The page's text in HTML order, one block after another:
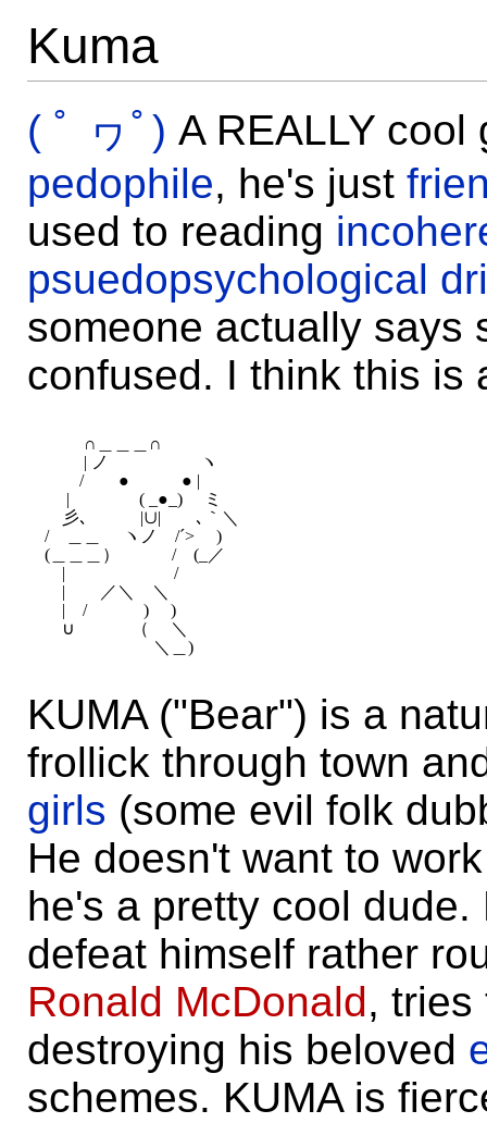
Kuma
( ﾟ ヮﾟ) A REALLY cool
pedophile, he's just
used to reading
psuedopsychological
someone actually says
confused. I think this is
∩＿＿＿∩
| ノ　　　　　 ヽ
/　　●　　　● |
|　　　　( _●_)　 ミ
彡､　　　|∪|　　､｀＼
/　＿＿　 ヽノ　/´>　 )
(＿＿＿）　　　/　(_／
|　　　　　　 /
|　　／＼　＼
|　/　　　 )　 )
∪　　　 （　 ＼
KUMA ("Bear") is a
frollick through town
girls (some evil folk
He doesn't want to
he's a pretty cool
defeat himself rather
Ronald McDonald, tries
destroying his beloved
schemes. KUMA is